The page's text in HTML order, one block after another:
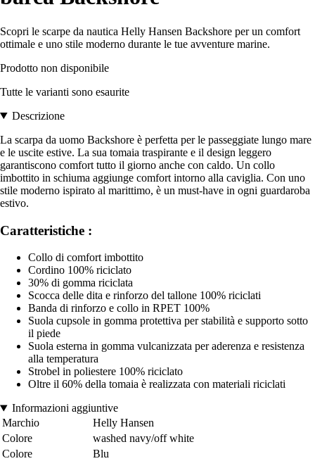
Scopri le scarpe da nautica Helly Hansen Backshore per un comfort
ottimale e uno stile moderno durante le tue avventure marine.
Prodotto non disponibile
Tutte le varianti sono esaurite
Descrizione
La scarpa da uomo Backshore è perfetta per le passeggiate lungo mare
e le uscite estive. La sua tomaia traspirante e il design leggero
garantiscono comfort tutto il giorno anche con caldo. Un collo
imbottito in schiuma aggiunge comfort intorno alla caviglia. Con uno
stile moderno ispirato al marittimo, è un must-have in ogni guardaroba
estivo.
Caratteristiche :
Collo di comfort imbottito
Cordino 100% riciclato
30% di gomma riciclata
Scocca delle dita e rinforzo del tallone 100% riciclati
Banda di rinforzo e collo in RPET 100%
Suola cupsole in gomma protettiva per stabilità e supporto sotto
il piede
Suola esterna in gomma vulcanizzata per aderenza e resistenza
alla temperatura
Strobel in poliestere 100% riciclato
Oltre il 60% della tomaia è realizzata con materiali riciclati
Informazioni aggiuntive
Marchio
Helly Hansen
Colore
washed navy/off white
Colore
Blu